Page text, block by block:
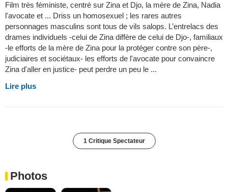
Film très féministe, centré sur Zina et Djo, la mère de Zina, Nadia
l'avocate et ... Driss un homosexuel ; les rares autres
personnages masculins sont tous de vils salops. L’entrelacs des
drames individuels -celui de Zina diffère de celui de Djo-, familiaux
-le efforts de la mère de Zina pour la protéger contre son père-,
judiciaires et sociétaux- les efforts de l'avocate pour convaincre
Zina d'aller en justice- peut perdre un peu le ...
Lire plus
1 Critique Spectateur
Photos